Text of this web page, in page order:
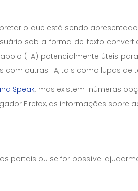
o que está sendo
sob a forma de texto
(TA) potencialmente úteis
outras TA, tais como lupas de
Speak, mas existem inúmeras
Firefox, as informações sobre
portais ou se for possível